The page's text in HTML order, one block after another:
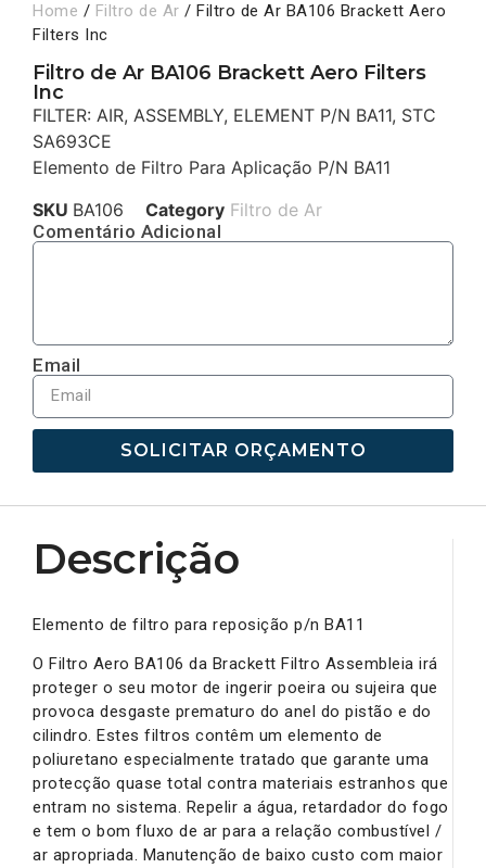
Home / Filtro de Ar / Filtro de Ar BA106 Brackett Aero
Filters Inc
Filtro de Ar BA106 Brackett Aero Filters
Inc
FILTER: AIR, ASSEMBLY, ELEMENT P/N BA11, STC
SA693CE
Elemento de Filtro Para Aplicação P/N BA11
SKU BA106 Category Filtro de Ar
Comentário Adicional
Email
SOLICITAR ORÇAMENTO
Descrição
Elemento de filtro para reposição p/n BA11
O Filtro Aero BA106 da Brackett Filtro Assembleia irá
proteger o seu motor de ingerir poeira ou sujeira que
provoca desgaste prematuro do anel do pistão e do
cilindro. Estes filtros contêm um elemento de
poliuretano especialmente tratado que garante uma
protecção quase total contra materiais estranhos que
entram no sistema. Repelir a água, retardador do fogo
e tem o bom fluxo de ar para a relação combustível /
ar apropriada. Manutenção de baixo custo com maior